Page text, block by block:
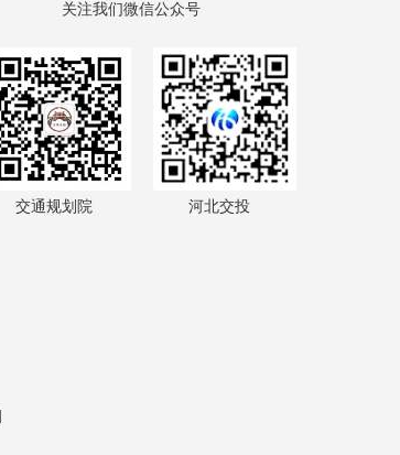
关注我们微信公众号
交通规划院 河北交投